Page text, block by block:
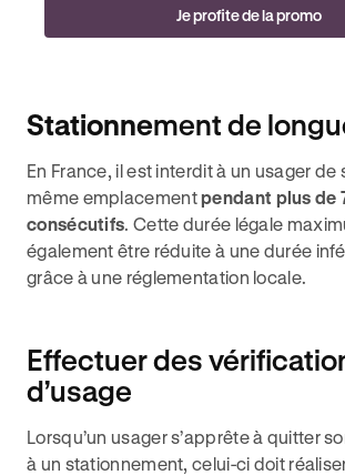
Je profite de la promo
Stationnement de
En France, il est interdit à un usager de
même emplacementpendant plus de
consécutifs. Cette durée légale
également être réduite à une durée
grâce à une réglementation locale.
Effectuer des
d’usage
Lorsqu’un usager s’apprête à quitter
à un stationnement, celui-ci doit